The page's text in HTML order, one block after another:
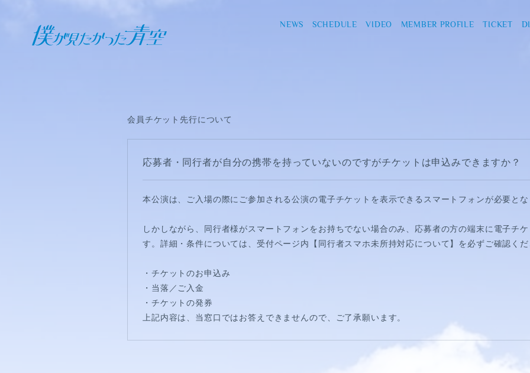
NEWS SCHEDULE VIDEO MEMBER PROFILE TICKET
報告日誌 STAFF BLOG
視聴覚室 RADIO
思い出
会員チケット先行について
応募者・同行者が自分の携帯を持っていないのですがチケットは申込みできますか？
本公演は、ご入場の際にご参加される公演の電子チケットを表示できるスマートフォンが必要と
しかしながら、同行者様がスマートフォンをお持ちでない場合のみ、応募者の方の端末に電子チ
す。詳細・条件については、受付ページ内【同行者スマホ未所持対応について】を必ずご確認く
・チケットのお申込み
・当落／ご入金
・チケットの発券
上記内容は、当窓口ではお答えできませんので、ご了承願います。